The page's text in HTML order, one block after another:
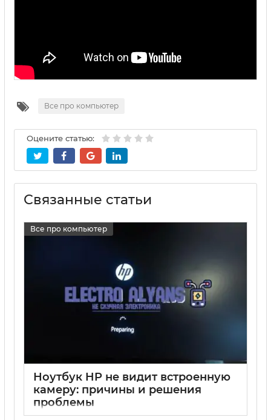
Все про компьютер
Оцените статью:
Связанные статьи
Все про компьютер
Ноутбук HP не видит встроенную
камеру: причины и решения
проблемы